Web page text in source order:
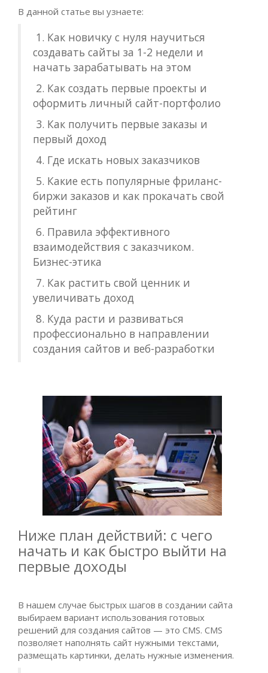
В данной статье вы узнаете:
1. Как новичку с нуля научиться
создавать сайты за 1-2 недели и
начать зарабатывать на этом
2. Как создать первые проекты и
оформить личный сайт-портфолио
3. Как получить первые заказы и
первый доход
4. Где искать новых заказчиков
5. Какие есть популярные фриланс-
биржи заказов и как прокачать свой
рейтинг
6. Правила эффективного
взаимодействия с заказчиком.
Бизнес-этика
7. Как растить свой ценник и
увеличивать доход
8. Куда расти и развиваться
профессионально в направлении
создания сайтов и веб-разработки
Ниже план действий: с чего
начать и как быстро выйти на
первые доходы
В нашем случае быстрых шагов в создании сайта
выбираем вариант использования готовых
решений для создания сайтов — это CMS. CMS
позволяет наполнять сайт нужными текстами,
размещать картинки, делать нужные изменения.